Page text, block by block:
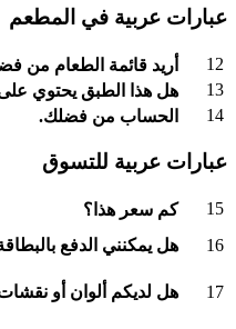
عبارات عربية في المطعم
12 أريد قائمة الطعام من
13
هل هذا الطبق يحتوي
14
الحساب من فضلك.
عبارات عربية للتسوق
15 كم سعر هذا؟
16
هل يمكنني الدفع
17
هل لديكم ألوان أو